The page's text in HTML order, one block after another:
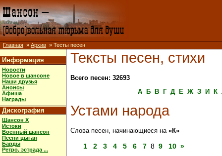
Главная » Архив » Тесты песен
Информация
Новости
Новое в шансоне
Наши друзья
Анонсы
Афиша
Награды
Дискография
Шансон X
Истоки
Военный шансон
Песни цыган
Барды
Ретро, эстрада ...
Тексты песен, стихи
Всего песен: 32693
А
Б В Г Д Е Ж З И К
Устами народа
Слова песен, начинающиеся на «К»
1 2 3 4 5 6 7 8 9 10 »